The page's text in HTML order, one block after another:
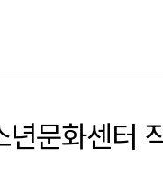
문화센터